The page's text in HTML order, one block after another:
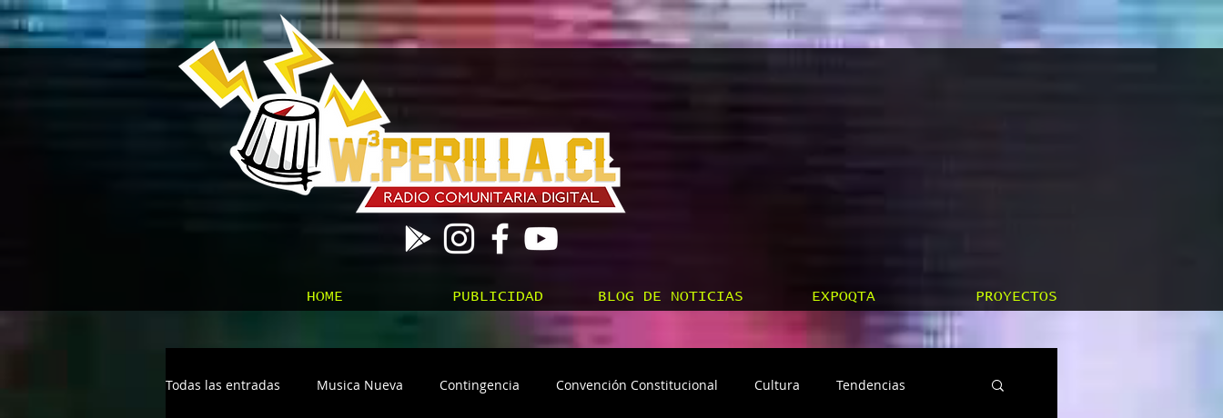
HOME PUBLICIDAD BLOG DE NOTICIAS EXPOQTA PROYECTOS
Todas las entradas Musica Nueva Contingencia Convención Constitucional Cultura Tendencias